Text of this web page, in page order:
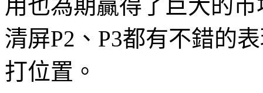
用也為期贏得了巨大的
清屏P2、P3都有不錯的
打位置。